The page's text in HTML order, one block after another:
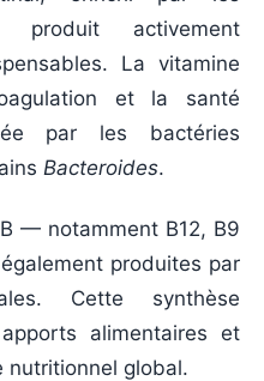
produit activement
La vitamine
et la santé
par les bactéries
Bacteroides.
— notamment B12, B9
produites par
Cette synthèse
alimentaires et
nutritionnel global.